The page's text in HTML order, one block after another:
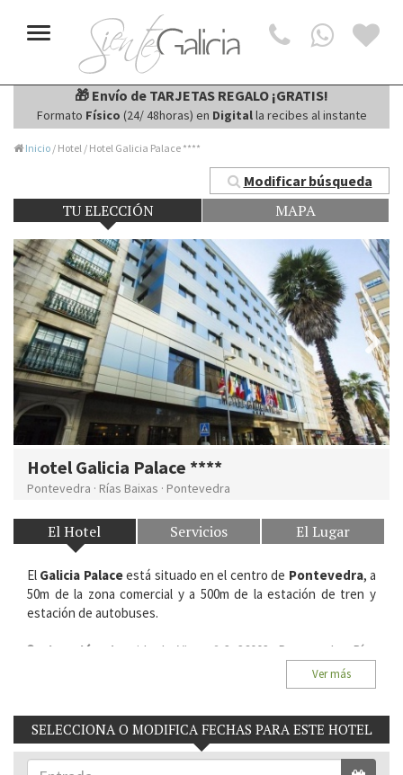
Toggle
navigation
🎁 Envío de TARJETAS REGALO ¡GRATIS!
Formato Físico (24/ 48horas) en Digitalla recibes al instante
Inicio / Hotel / Hotel Galicia Palace ****
Modificar búsqueda
TU ELECCIÓN MAPA
Next
Hotel Galicia Palace ****
Pontevedra · Rías Baixas · Pontevedra
El Hotel Servicios El Lugar
El Galicia Palaceestá situado en el centro de Pontevedra, a
50m de la zona comercial y a 500m de la estación de tren y
estación de autobuses.
Situación:
Avenida de Vigo nº 3. 36003, Pontevedra. Rías
Ver más
SELECCIONA O MODIFICA FECHAS PARA ESTE HOTEL